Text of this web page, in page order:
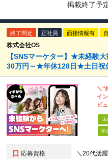
掲載終了予
終了間近 正社員 面接情報有
株式会社OS
【SNSマーケター】★未経験
30万円～★年休128日★土日祝
＼"
イ
ビ
未
完
応募資格